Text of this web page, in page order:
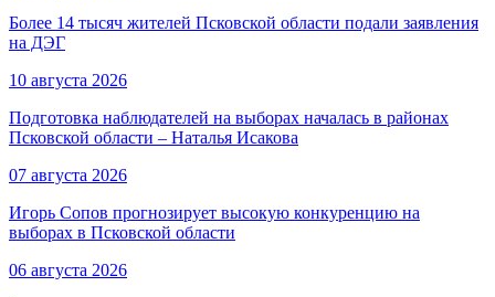
Более 14 тысяч жителей Псковской области подали заявления
на ДЭГ
10 августа 2026
Подготовка наблюдателей на выборах началась в районах
Псковской области – Наталья Исакова
07 августа 2026
Игорь Сопов прогнозирует высокую конкуренцию на
выборах в Псковской области
06 августа 2026